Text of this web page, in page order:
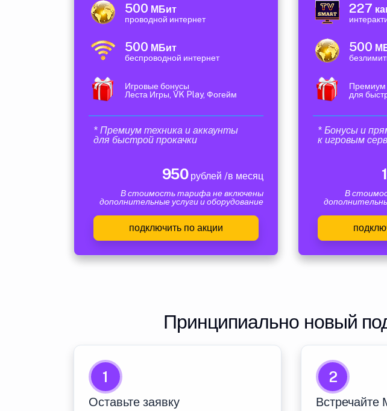
500 МБит
проводной интернет
500 МБит
беспроводной интернет
Игровые бонусы
Леста Игры, VK Play, Фогейм
* Премиум техника и аккаунты
для быстрой прокачки
950рублей /в месяц
В стоимость тарифа не включены
дополнительные услуги и оборудование
подключить по акции
227
500
Премиум
для
* Бонусы и
к игровым
В
Принципиально новый
1
Оставьте заявку
2
Встречайте